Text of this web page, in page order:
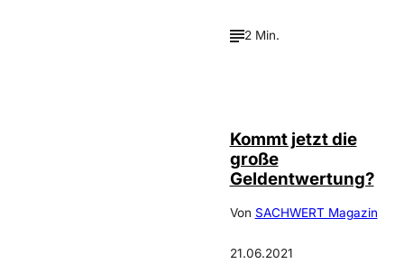
2 Min.
Kommt jetzt die
große
Geldentwertung?
Von SACHWERT Magazin
21.06.2021